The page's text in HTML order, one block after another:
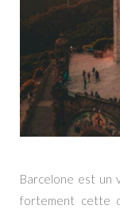
Barcelone est un
fortement cette